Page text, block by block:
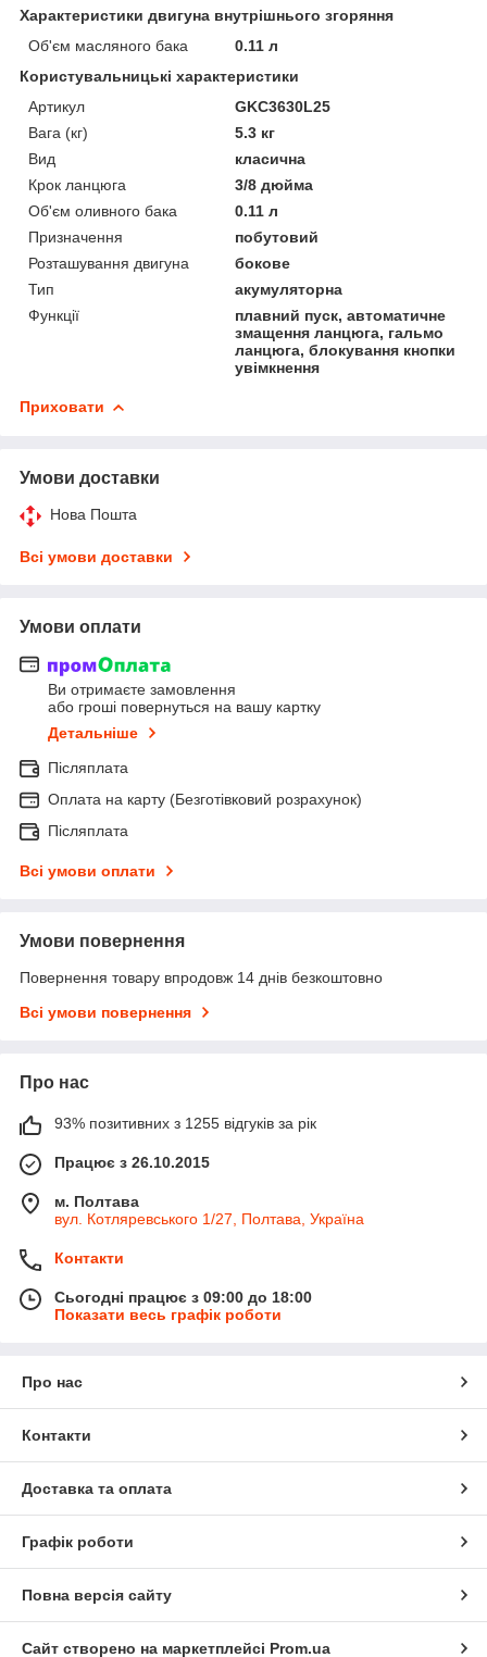
Характеристики двигуна внутрішнього згоряння
Об'єм масляного бака
0.11 л
Користувальницькі характеристики
Артикул
GKC3630L25
Вага (кг)
5.3 кг
Вид
класична
Крок ланцюга
3/8 дюйма
Об'єм оливного бака
0.11 л
Призначення
побутовий
Розташування двигуна
бокове
Тип
акумуляторна
Функції
плавний пуск, автоматичне
змащення ланцюга, гальмо
ланцюга, блокування кнопки
увімкнення
Приховати
Умови доставки
Нова Пошта
Всі умови доставки
Умови оплати
Ви отримаєте замовлення
або гроші повернуться на вашу картку
Детальніше
Післяплата
Оплата на карту (Безготівковий розрахунок)
Післяплата
Всі умови оплати
Умови повернення
Повернення товару впродовж 14 днів безкоштовно
Всі умови повернення
Про нас
93% позитивних з 1255 відгуків за рік
Працює з 26.10.2015
м. Полтава
вул. Котляревського 1/27, Полтава, Україна
Контакти
Сьогодні працює з 09:00 до 18:00
Показати весь графік роботи
Про нас
Контакти
Доставка та оплата
Графік роботи
Повна версія сайту
Сайт створено на маркетплейсі Prom.ua